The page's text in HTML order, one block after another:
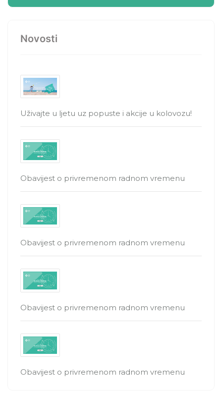
Novosti
Uživajte u ljetu uz popuste i akcije u kolovozu!
Obavijest o privremenom radnom vremenu
Obavijest o privremenom radnom vremenu
Obavijest o privremenom radnom vremenu
Obavijest o privremenom radnom vremenu